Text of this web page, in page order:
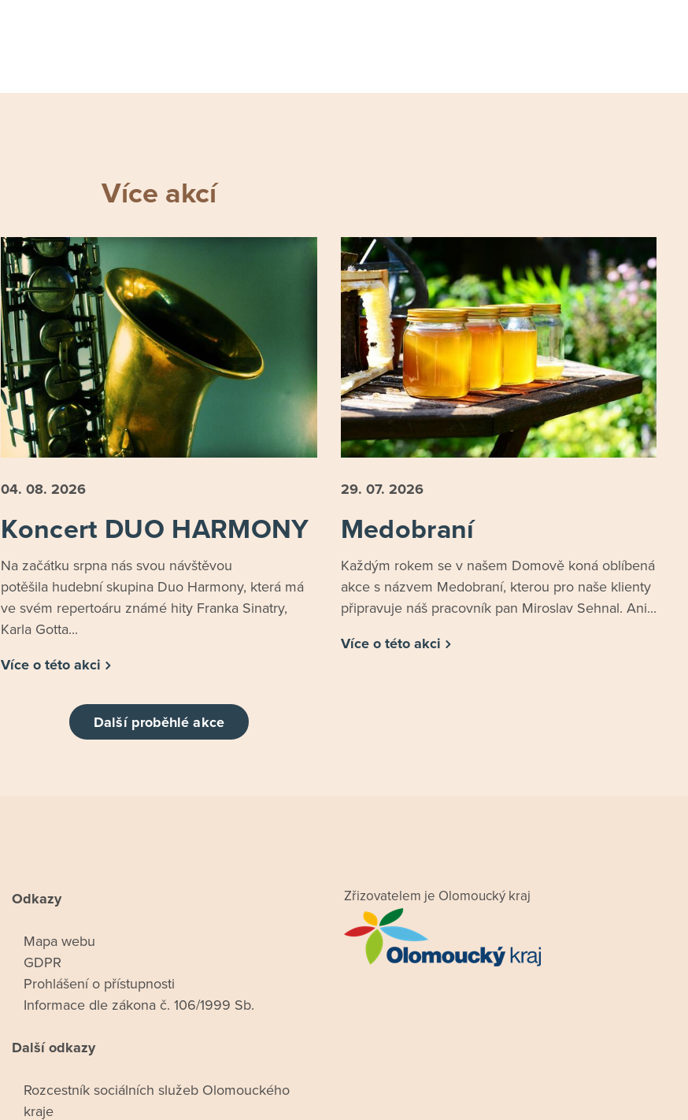
Více akcí
04. 08.2026
Koncert DUO HARMONY
Na začátku srpna nás svou návštěvou
potěšila hudební skupina Duo Harmony, která má
ve svém repertoáru známé hity Franka Sinatry,
Karla Gotta...
Více o této akci
29. 07. 2026
Medobraní
Každým rokem se v našem Domově koná oblíbená
akce s názvem Medobraní, kterou pro naše klienty
připravuje náš pracovník pan Miroslav Sehnal. Ani...
Více o této akci
Další proběhlé akce
Odkazy
Mapa webu
GDPR
Prohlášení o přístupnosti
Informace dle zákona č. 106/1999 Sb.
Další odkazy
Rozcestník sociálních služeb Olomouckého
kraje
Zřizovatelem je Olomoucký kraj